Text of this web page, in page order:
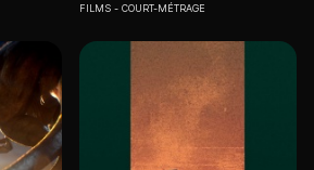
FILMS COURT-MÉTRAGE